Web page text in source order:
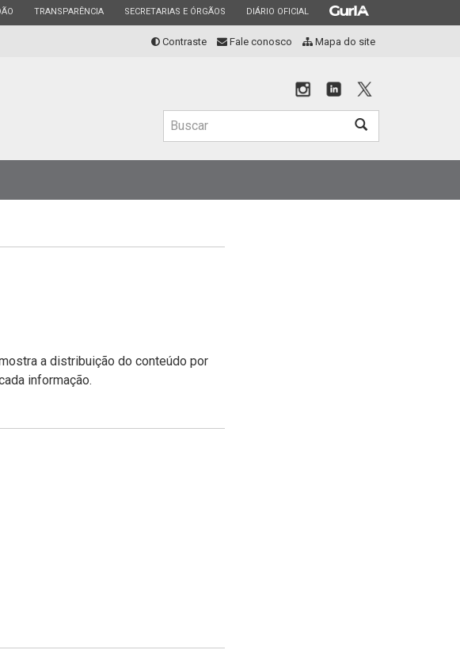
ESTADO
TRANSPARÊNCIA ESTADO
SECRETARIAS E ÓRGÃOS ESTADO
DIÁRIO OFICIAL ESTADO
Contraste Fale conosco Mapa do site
a distribuição do conteúdo por
informação.